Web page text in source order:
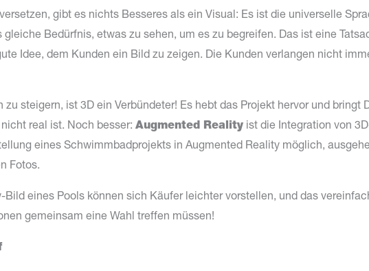
gibt es nichts Besseres als ein Visual: Es ist die universelle
gleiche Bedürfnis, etwas zu sehen, um es zu begreifen. Das ist eine
Idee, dem Kunden ein Bild zu zeigen. Die Kunden verlangen nicht
zu steigern, ist 3D ein Verbündeter! Es hebt das Projekt hervor und bringt
real ist. Noch besser: Augmented Realityist die Integration von
eines Schwimmbadprojekts in Augmented Reality möglich,
Fotos.
eines Pools können sich Käufer leichter vorstellen, und das
gemeinsam eine Wahl treffen müssen!